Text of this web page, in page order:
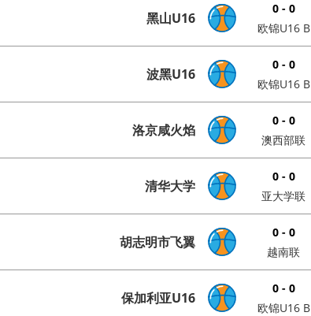
黑山U16
0 - 0
欧锦U16 B
波黑U16
0 - 0
欧锦U16 B
洛京咸火焰
0 - 0
澳西部联
清华大学
0 - 0
亚大学联
胡志明市飞翼
0 - 0
越南联
保加利亚U16
0 - 0
欧锦U16 B